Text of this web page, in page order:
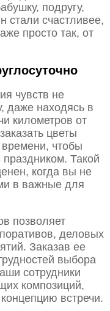
подругу,
стали счастливее,
просто так, от
чувств не
даже находясь в
километров от
цветы
чтобы
праздником. Такой
когда вы не
в важные для
позволяет
деловых
Заказав ее
выбора
сотрудники
композиций,
встречи.